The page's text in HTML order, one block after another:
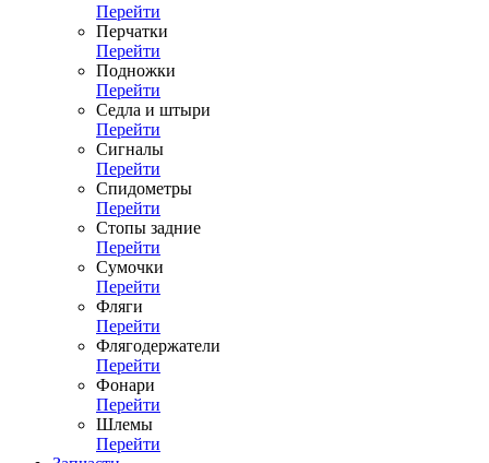
Перейти
Перчатки
Перейти
Подножки
Перейти
Седла и штыри
Перейти
Сигналы
Перейти
Спидометры
Перейти
Стопы задние
Перейти
Сумочки
Перейти
Фляги
Перейти
Флягодержатели
Перейти
Фонари
Перейти
Шлемы
Перейти